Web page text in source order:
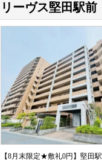
リーヴス堅田駅前
【8月末限定★敷礼0円】堅田